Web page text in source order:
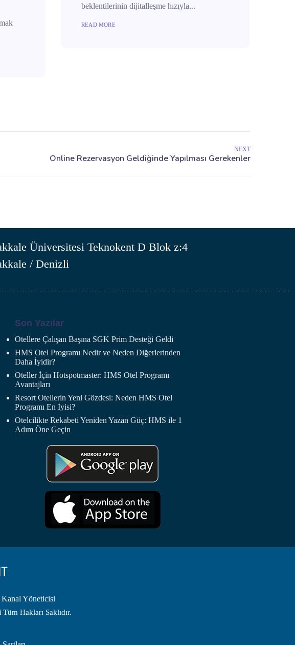
beklentilerinin dijitalleşme hızıyla...
READ MORE
NEXT
Üniversitesi Teknokent D Blok z:4
/ Denizli
Son Yazılar
Otellere Çalışan Başına SGK Prim Desteği Geldi
HMS Otel Programı Nedir ve Neden Diğerlerinden
Daha İyidir?
Oteller İçin Hotspotmaster: HMS Otel Programı
Avantajları
Resort Otellerin Yeni Gözdesi: Neden HMS Otel
Programı En İyisi?
Otelcilikte Rekabeti Yeniden Yazan Güç: HMS ile 1
Adım Öne Geçin
Kanal Yöneticisi
Tüm Hakları Saklıdır.